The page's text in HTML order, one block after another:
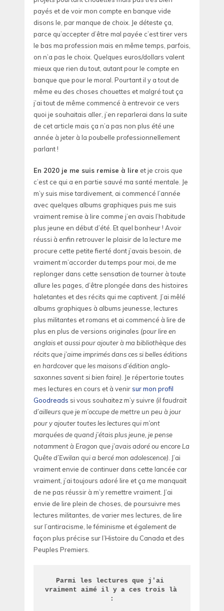
payés et de voir mon compte en banque vide
disons le, par manque de choix. Je déteste ça,
parce qu’accepter d’être mal payée c’est tirer vers
le bas ma profession mais en même temps, parfois,
on n’a pas le choix. Quelques euros/dollars valent
mieux que rien du tout, autant pour le compte en
banque que pour le moral. Pourtant il y a tout de
même eu des choses chouettes et malgré tout ça
j’ai tout de même commencé à entrevoir ce vers
quoi je souhaitais aller, j’en reparlerai dans la suite
de cet article mais ça n’a pas non plus été une
année à jeter à la poubelle professionnellement
parlant !
En 2020 je me suis remise à lire et je crois que
c’est ce qui a en partie sauvé ma santé mentale. Je
m’y suis mise tardivement, ai commencé l’année
avec quelques albums graphiques puis me suis
vraiment remise à lire comme j’en avais l’habitude
plus jeune en début d’été. Et quel bonheur ! Avoir
réussi à enfin retrouver le plaisir de la lecture me
procure cette petite fierté dont j’avais besoin, de
vraiment m’accorder du temps pour moi, de me
replonger dans cette sensation de tourner à toute
allure les pages, d’être plongée dans des histoires
haletantes et des récits qui me captivent. J’ai mêlé
albums graphiques à albums jeunesse, lectures
plus militantes et romans et ai commencé à lire de
plus en plus de versions originales (pour lire en
anglais et aussi pour ajouter à ma bibliothèque des
récits que j’aime imprimés dans ces si belles éditions
en hardcover que les maisons d’édition anglo-
saxonnes savent si bien faire) . Je répertorie toutes
mes lectures en cours et à venirsur mon profil
Goodreads si vous souhaitez m’y suivre (il faudrait
d’ailleurs que je m’occupe de mettre un peu à jour
pour y ajouter toutes les lectures qui m’ont
marquées de quand j’étais plus jeune, je pense
notamment à Eragon que j’avais adoré ou encore La
Quête d’Ewilan qui a bercé mon adolescence) . J’ai
vraiment envie de continuer dans cette lancée car
vraiment, j’ai toujours adoré lire et ça me manquait
de ne pas réussir à m’y remettre vraiment. J’ai
envie de lire plein de choses, de poursuivre mes
lectures militantes, de varier mes lectures, de lire
sur l’antiracisme, le féminisme et également de
façon plus précise sur l’Histoire du Canada et des
Peuples Premiers.
Parmi les lectures que j'ai
vraiment aimé il y a ces trois là
: